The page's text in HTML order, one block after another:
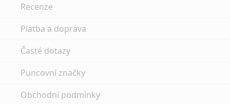
Recenze
Platba a doprava
Časté dotazy
Puncovní značky
Obchodní podmínky